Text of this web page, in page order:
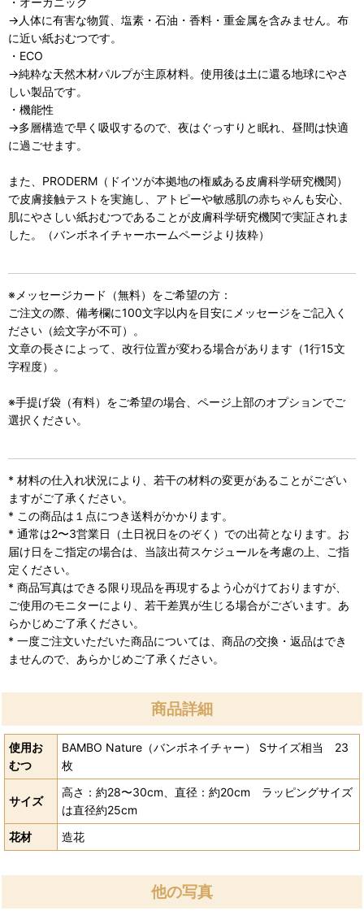
→人体に有害な物質、塩素・石油・香料・重金属を含みません。布
に近い紙おむつです。
・ECO
→純粋な天然木材パルプが主原材料。使用後は土に還る地球にやさ
しい製品です。
・機能性
→多層構造で早く吸収するので、夜はぐっすりと眠れ、昼間は快適
に過ごせます。
また、PRODERM（ドイツが本拠地の権威ある皮膚科学研究機関）
で皮膚接触テストを実施し、アトピーや敏感肌の赤ちゃんも安心、
肌にやさしい紙おむつであることが皮膚科学研究機関で実証されま
した。（バンボネイチャーホームページより抜粋）
※メッセージカード（無料）をご希望の方：
ご注文の際、備考欄に100文字以内を目安にメッセージをご記入く
ださい（絵文字が不可）。
文章の長さによって、改行位置が変わる場合があります（1行15文
字程度）。
※手提げ袋（有料）をご希望の場合、ページ上部のオプションでご
選択ください。
* 材料の仕入れ状況により、若干の材料の変更があることがござい
ますがご了承ください。
* この商品は１点につき送料がかかります。
* 通常は2〜3営業日（土日祝日をのぞく）での出荷となります。お
届け日をご指定の場合は、当該出荷スケジュールを考慮の上、ご指
定ください。
* 商品写真はできる限り現品を再現するよう心がけておりますが、
ご使用のモニターにより、若干差異が生じる場合がございます。あ
らかじめご了承ください。
* 一度ご注文いただいた商品については、商品の交換・返品はでき
ませんので、あらかじめご了承ください。
商品詳細
使用お
むつ
BAMBO Nature（バンボネイチャー） Sサイズ相当 23
枚
サイズ
高さ：約28〜30cm、直径：約20cm ラッピングサイズ
は直径約25cm
花材
造花
他の写真